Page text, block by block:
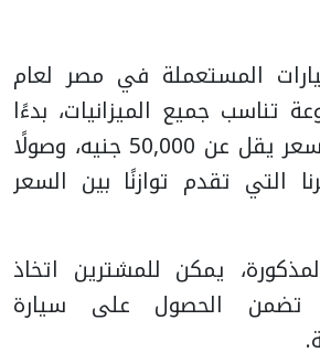
المستعملة في مصر لعام
تناسب جميع الميزانيات، بدءًا
من فيات بولونيز بسعر يقل عن 50,000 جنيه، وصولًا
التي تقدم توازنًا بين السعر
يمكن للمشترين اتخاذ
تضمن الحصول على سيارة